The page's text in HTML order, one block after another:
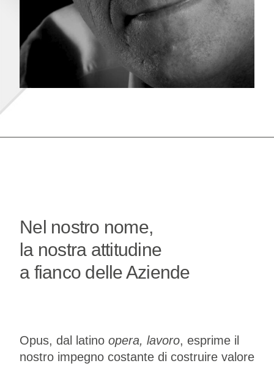
Nel nostro nome,
la nostra attitudine
a fianco delle Aziende
Opus, dal latino opera, lavoro, esprime il
nostro impegno costante di costruire valore